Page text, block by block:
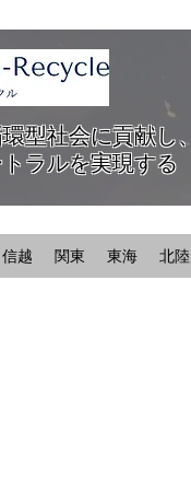
型社会に貢献し、
ラルを実現する
越 関東 東海 北陸